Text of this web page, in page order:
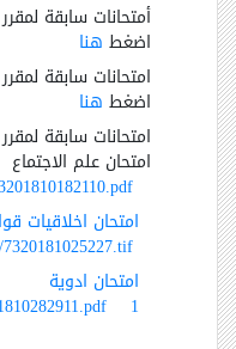
اضغط هنا
اضغط هنا
امتحانات سابقة
امتحان علم الاجتماع
امتحان اخلاقيات
امتحان ادوية
1